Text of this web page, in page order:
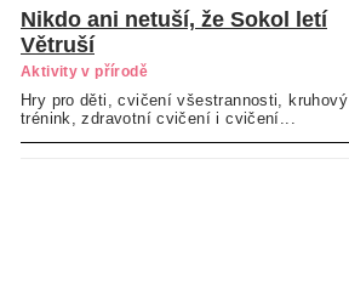
Nikdo ani netuší, že Sokol letí
Větruší
Aktivity v přírodě
Hry pro děti, cvičení všestrannosti, kruhový
trénink, zdravotní cvičení i cvičení...